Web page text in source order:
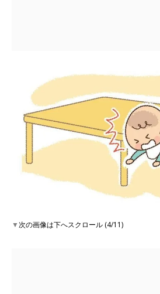
▼次の画像は下へスクロール (4/11)